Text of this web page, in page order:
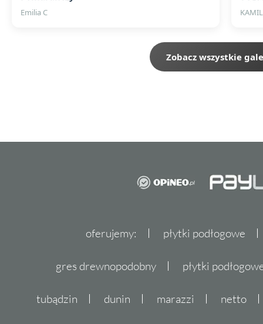
Emilia C
Zobacz wszystkie
oferujemy: płytki podłogowe
gres drewnopodobny płytki
tubądzin dunin marazzi netto